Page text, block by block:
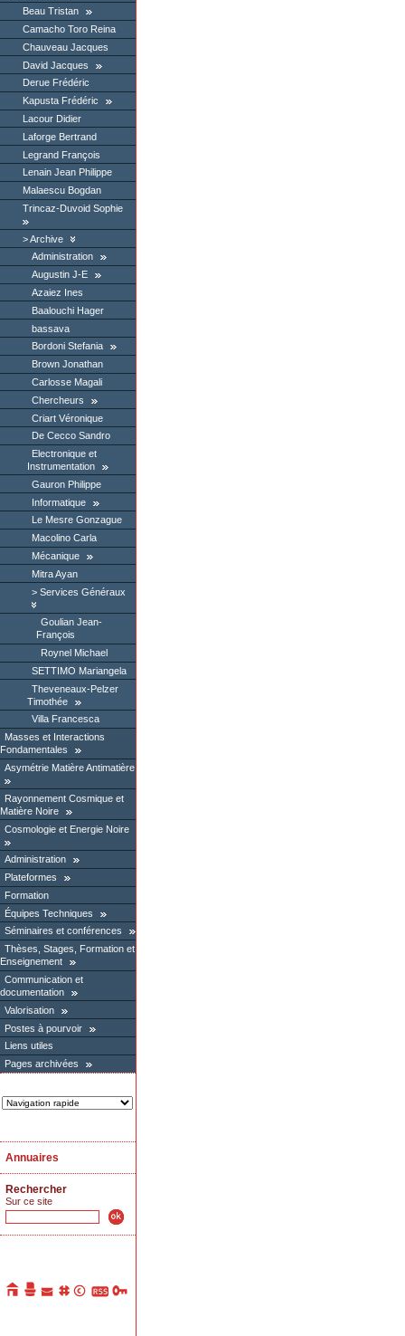
Beau Tristan
Camacho Toro Reina
Chauveau Jacques
David Jacques
Derue Frédéric
Kapusta Frédéric
Lacour Didier
Laforge Bertrand
Legrand François
Lenain Jean Philippe
Malaescu Bogdan
Trincaz-Duvoid Sophie
Archive
Administration
Augustin J-E
Azaiez Ines
Baalouchi Hager
bassava
Bordoni Stefania
Brown Jonathan
Carlosse Magali
Chercheurs
Criart Véronique
De Cecco Sandro
Electronique et
Instrumentation
Gauron Philippe
Informatique
Le Mesre Gonzague
Macolino Carla
Mécanique
Mitra Ayan
Services Généraux
Goulian Jean-
François
Roynel Michael
SETTIMO Mariangela
Theveneaux-Pelzer
Timothée
Villa Francesca
Masses et Interactions
Fondamentales
Asymétrie Matière Antimatière
Rayonnement Cosmique et
Matière Noire
Cosmologie et Energie Noire
Administration
Plateformes
Formation
Équipes Techniques
Séminaires et conférences
Thèses, Stages, Formation et
Enseignement
Communication et
documentation
Valorisation
Postes à pourvoir
Liens utiles
Pages archivées
Annuaires
Rechercher
Sur ce site